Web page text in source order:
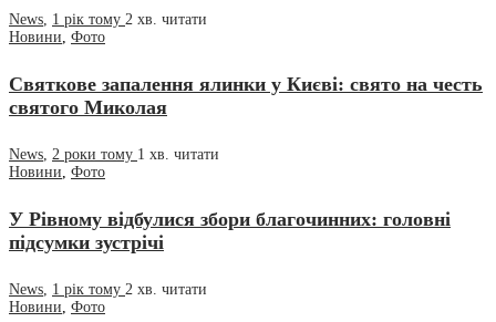
News, 1 рік тому 2 хв. читати
Новини, Фото
Святкове запалення ялинки у Києві: свято на честь
святого Миколая
News, 2 роки тому 1 хв. читати
Новини, Фото
У Рівному відбулися збори благочинних: головні
підсумки зустрічі
News, 1 рік тому 2 хв. читати
Новини, Фото